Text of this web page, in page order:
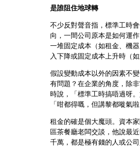
是誰阻住地球轉
不少反對聲音指，標準工時
向，一間公司原本是如何運
一堆固定成本（如租金、機
入下降或固定成本上升時（
假設變動成本以外的因素不
有問題？在企業的角度，除
時說，「標準工時搞唔過呀
「咁都得嘅，但講黎都嘥氣啦
租金的確是個大魔頭。資本
區茶餐廳老闆交談，他說最
千萬，都是極有錢的人或公